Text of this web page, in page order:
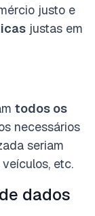
justo e
justas em
todos os
necessários
seriam
etc.
dados